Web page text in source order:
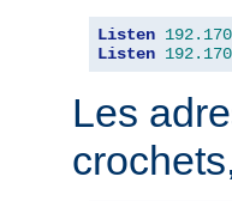
Listen 192.170
Listen 192.170
Les